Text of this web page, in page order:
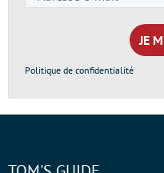
Politique de confidentialité